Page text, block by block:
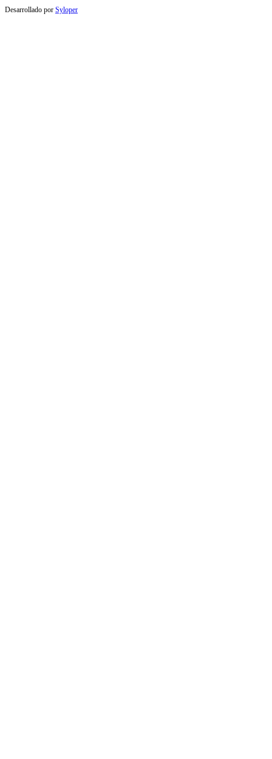
Desarrollado por Syloper